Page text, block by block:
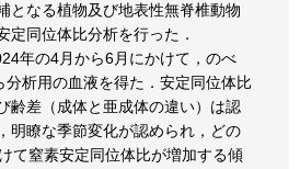
となる植物及び地表性無脊椎動物
定同位体比分析を行った．
年の4月から6月にかけて，のべ
分析用の血液を得た．安定同位体比
齢差（成体と亜成体の違い）は認
明瞭な季節変化が認められ，どの
て窒素安定同位体比が増加する傾